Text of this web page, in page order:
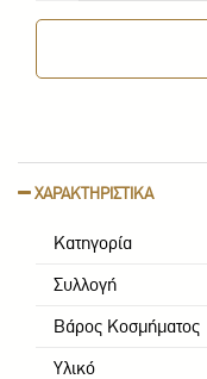
ΧΑΡΑΚΤΗΡΙΣΤΙΚΑ
Κατηγορία
Συλλογή
Βάρος Κοσμήματος
Υλικό